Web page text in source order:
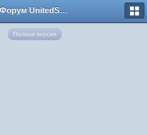
Форум UnitedSouth
Полная версия